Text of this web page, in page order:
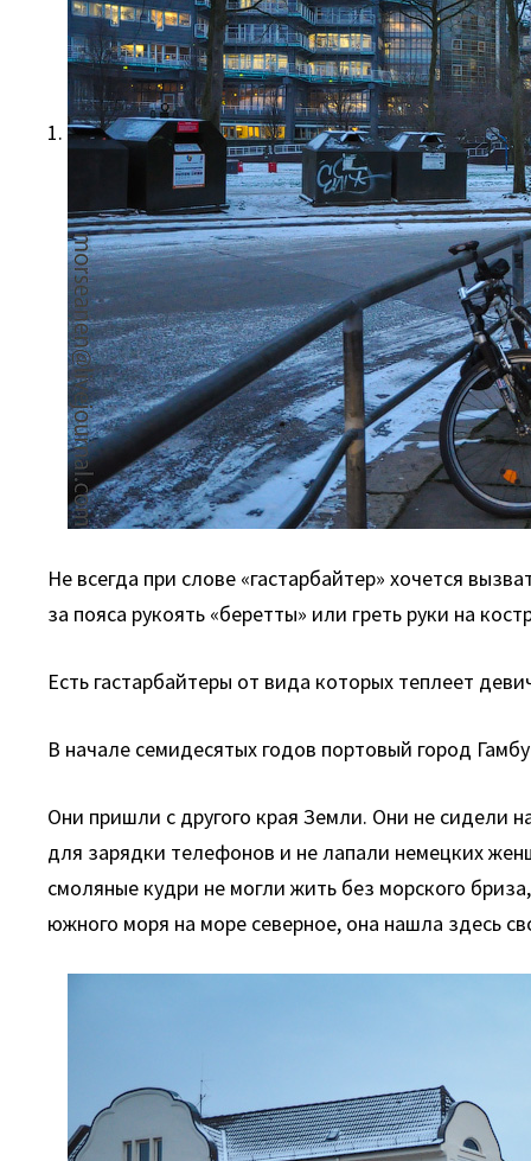
1.
Не всегда при слове «гастарбайтер» хочется
за пояса рукоять «беретты» или греть руки на
Есть гастарбайтеры от вида которых теплеет
В начале семидесятых годов портовый город
Они пришли с другого края Земли. Они не сидели
для зарядки телефонов и не лапали немецких
смоляные кудри не могли жить без морского
южного моря на море северное, она нашла здесь